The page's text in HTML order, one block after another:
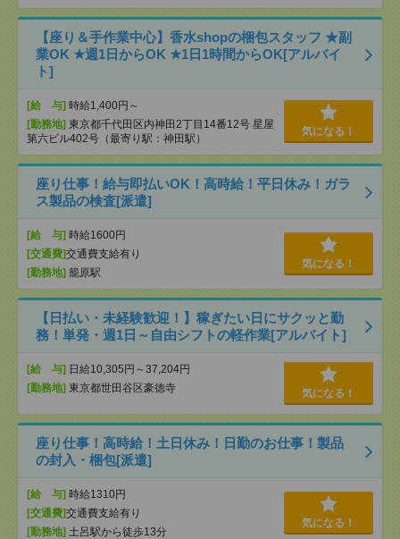
【座り＆手作業中心】香水shopの梱包スタッフ ★副
業OK ★週1日からOK ★1日1時間からOK[アルバイ
ト]
[給 与] 時給1,400円～
[勤務地] 東京都千代田区内神田2丁目14番12号 星屋
第六ビル402号（最寄り駅：神田駅）
気になる！
座り仕事！給与即払いOK！高時給！平日休み！ガラ
ス製品の検査[派遣]
[給 与] 時給1600円
[交通費]交通費支給有り
[勤務地] 籠原駅
気になる！
【日払い・未経験歓迎！】稼ぎたい日にサクッと勤
務！単発・週1日～自由シフトの軽作業[アルバイト]
[給 与] 日給10,305円～37,204円
[勤務地] 東京都世田谷区豪徳寺 気になる！
座り仕事！高時給！土日休み！日勤のお仕事！製品
の封入・梱包[派遣]
[給 与] 時給1310円
[交通費]交通費支給有り
[勤務地] 土呂駅から徒歩13分
気になる！